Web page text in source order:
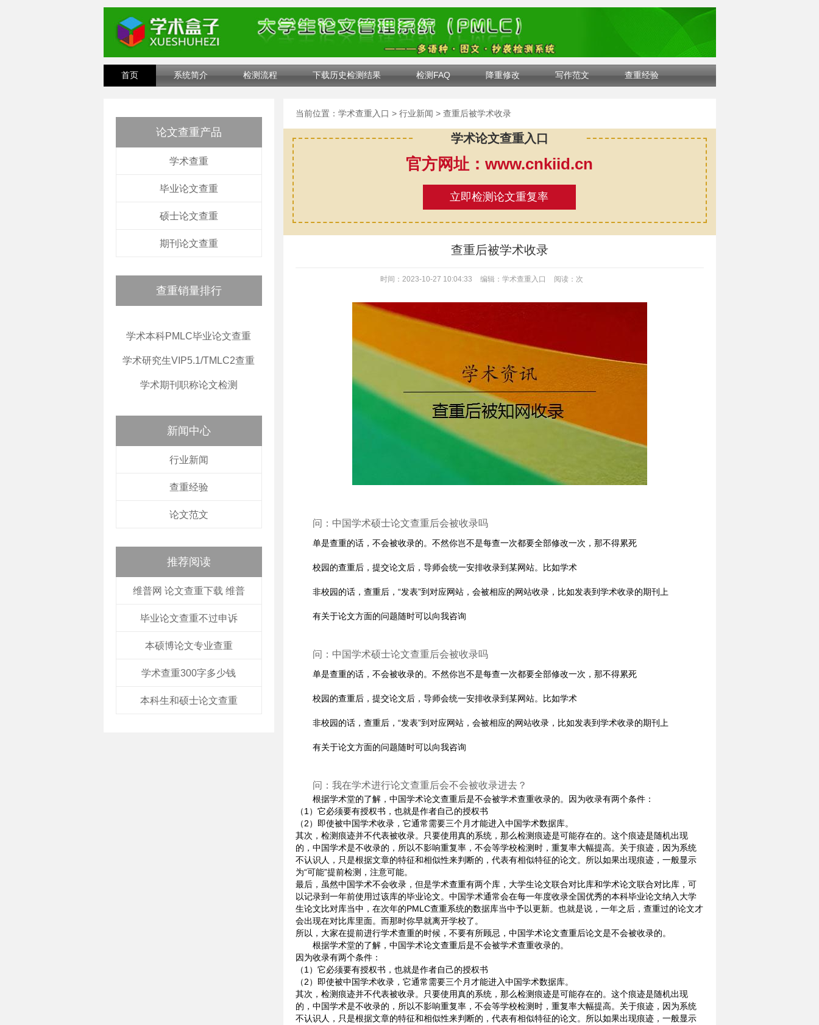
首页 系统简介 检测流程 下载历史检测结果 检测FAQ 降重修改 写作范文 查重经验
论文查重产品
学术查重
毕业论文查重
硕士论文查重
期刊论文查重
查重销量排行
学术本科PMLC毕业论文查重
学术研究生VIP5.1/TMLC2查重
学术期刊职称论文检测
新闻中心
行业新闻
查重经验
论文范文
推荐阅读
维普网 论文查重下载 维普
毕业论文查重不过申诉
本硕博论文专业查重
学术查重300字多少钱
本科生和硕士论文查重
当前位置： 学术查重入口 > 行业新闻 > 查重后被学术收录
学术论文查重入口
官方网址：www.cnkiid.cn
立即检测论文重复率
查重后被学术收录
时间：2023-10-27 10:04:33 编辑：学术查重入口 阅读： 次
问：中国学术硕士论文查重后会被收录吗
单是查重的话，不会被收录的。不然你岂不是每查一次都要全部修改一次，那不得累死
校园的查重后，提交论文后，导师会统一安排收录到某网站。比如学术
非校园的话，查重后，“发表”到对应网站，会被相应的网站收录，比如发表到学术收录的期刊上
有关于论文方面的问题随时可以向我咨询
问：中国学术硕士论文查重后会被收录吗
单是查重的话，不会被收录的。不然你岂不是每查一次都要全部修改一次，那不得累死
校园的查重后，提交论文后，导师会统一安排收录到某网站。比如学术
非校园的话，查重后，“发表”到对应网站，会被相应的网站收录，比如发表到学术收录的期刊上
有关于论文方面的问题随时可以向我咨询
问：我在学术进行论文查重后会不会被收录进去？
根据学术堂的了解，中国学术论文查重后是不会被学术查重收录的。因为收录有两个条件：
（1）它必须要有授权书，也就是作者自己的授权书
（2）即使被中国学术收录，它通常需要三个月才能进入中国学术数据库。
其次，检测痕迹并不代表被收录。只要使用真的系统，那么检测痕迹是可能存在的。这个痕迹是随机出现
的，中国学术是不收录的，所以不影响重复率，不会等学校检测时，重复率大幅提高。关于痕迹，因为系统
不认识人，只是根据文章的特征和相似性来判断的，代表有相似特征的论文。所以如果出现痕迹，一般显示
为“可能”提前检测，注意可能。
最后，虽然中国学术不会收录，但是学术查重有两个库，大学生论文联合对比库和学术论文联合对比库，可
以记录到一年前使用过该库的毕业论文。中国学术通常会在每一年度收录全国优秀的本科毕业论文纳入大学
生论文比对库当中，在次年的PMLC查重系统的数据库当中予以更新。也就是说，一年之后，查重过的论文才
会出现在对比库里面。而那时你早就离开学校了。
所以，大家在提前进行学术查重的时候，不要有所顾忌，中国学术论文查重后论文是不会被收录的。
根据学术堂的了解，中国学术论文查重后是不会被学术查重收录的。
因为收录有两个条件：
（1）它必须要有授权书，也就是作者自己的授权书
（2）即使被中国学术收录，它通常需要三个月才能进入中国学术数据库。
其次，检测痕迹并不代表被收录。只要使用真的系统，那么检测痕迹是可能存在的。这个痕迹是随机出现
的，中国学术是不收录的，所以不影响重复率，不会等学校检测时，重复率大幅提高。关于痕迹，因为系统
不认识人，只是根据文章的特征和相似性来判断的，代表有相似特征的论文。所以如果出现痕迹，一般显示